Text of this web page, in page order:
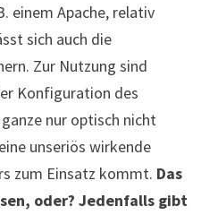
einem Apache, relativ
sich auch die
Zur Nutzung sind
Konfiguration des
nur optisch nicht
unseriös wirkende
zum Einsatz kommt. Das
oder? Jedenfalls gibt